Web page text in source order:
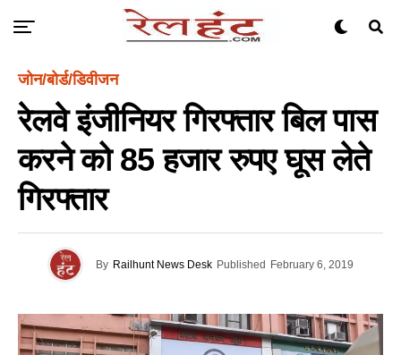
जोन/बोर्ड/डिवीजन
रेलवे इंजीनियर गिरफ्तार बिल पास
करने को 85 हजार रुपए घूस लेते
गिरफ्तार
By Railhunt News Desk Published February 6, 2019